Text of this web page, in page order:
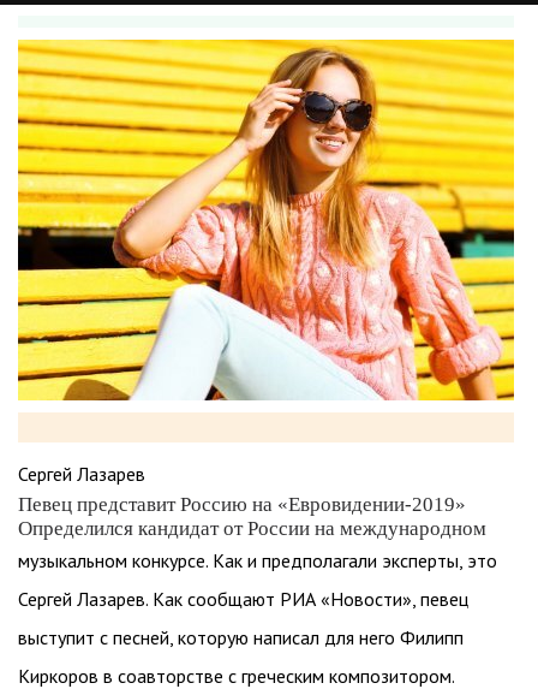
Сергей Лазарев
Певец представит Россию на «Евровидении-2019»
Определился кандидат от России на международном
музыкальном конкурсе. Как и предполагали эксперты, это
Сергей Лазарев. Как сообщают РИА «Новости», певец
выступит с песней, которую написал для него Филипп
Киркоров в соавторстве с греческим композитором.